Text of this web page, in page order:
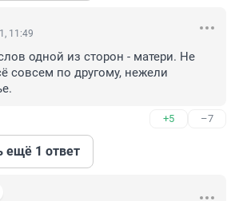
11:49
одной из сторон - матери. Не
совсем по другому, нежели
+5 –7
ещё 1 ответ